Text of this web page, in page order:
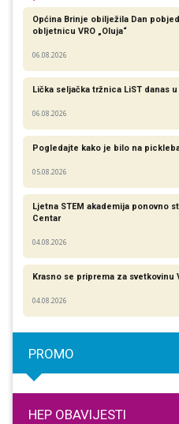
Općina Brinje obilježila Dan
obljetnicu VRO „Oluja“
06.08.2026
Lička seljačka tržnica LiST danas
06.08.2026
Pogledajte kako je bilo na
05.08.2026
Ljetna STEM akademija ponovno
Centar
04.08.2026
Krasno se priprema za svetkovinu
04.08.2026
PROMO
HEP OBAVIJESTI